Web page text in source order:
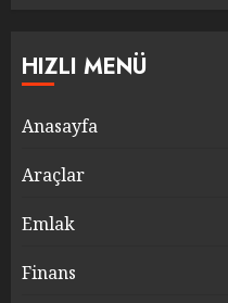
HIZLI MENÜ
Anasayfa
Araçlar
Emlak
Finans